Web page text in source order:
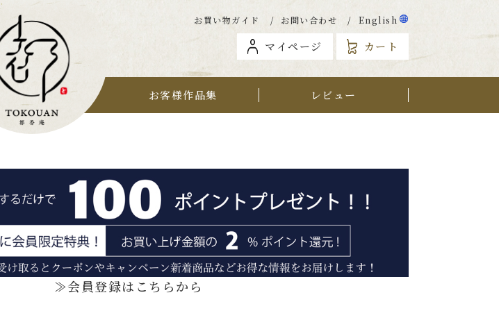
お買い物ガイド お問い合わせ English
マイページ カート
お客様作品集 レビュー
≫会員登録はこちらから